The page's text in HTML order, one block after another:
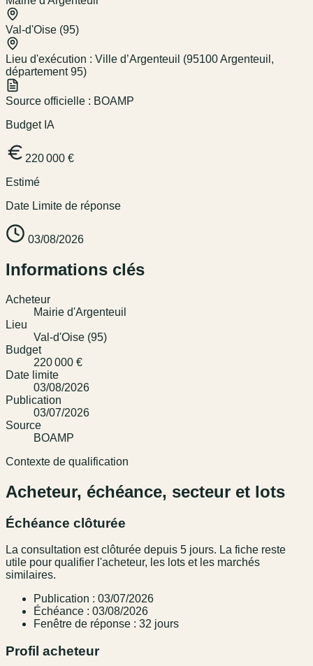
Val-d'Oise (95)
Lieu d'exécution : Ville d’Argenteuil (95100 Argenteuil,
département 95)
Source officielle : BOAMP
Budget IA
220 000 €
Estimé
Date Limite de réponse
03/08/2026
Informations clés
Acheteur
Mairie d'Argenteuil
Lieu
Val-d'Oise (95)
Budget
220 000 €
Date limite
03/08/2026
Publication
03/07/2026
Source
BOAMP
Contexte de qualification
Acheteur, échéance, secteur et lots
Échéance clôturée
La consultation est clôturée depuis 5 jours. La fiche reste
utile pour qualifier l'acheteur, les lots et les marchés
similaires.
Publication : 03/07/2026
Échéance : 03/08/2026
Fenêtre de réponse : 32 jours
Profil acheteur